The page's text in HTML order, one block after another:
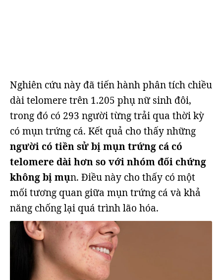
Nghiên cứu này đã tiến hành phân tích chiều
dài telomere trên 1.205 phụ nữ sinh đôi,
trong đó có 293 người từng trải qua thời kỳ
có mụn trứng cá. Kết quả cho thấy những
người có tiền sử bị mụn trứng cá có
telomere dài hơn so với nhóm đối chứng
không bị mụn. Điều này cho thấy có một
mối tương quan giữa mụn trứng cá và khả
năng chống lại quá trình lão hóa.